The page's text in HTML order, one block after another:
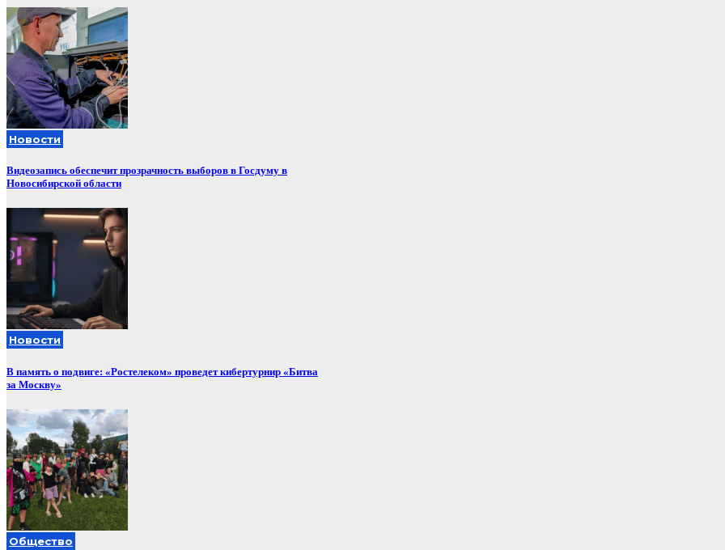
Новости
Видеозапись обеспечит прозрачность выборов в Госдуму в
Новосибирской области
Новости
В память о подвиге: «Ростелеком» проведет кибертурнир «Битва
за Москву»
Общество